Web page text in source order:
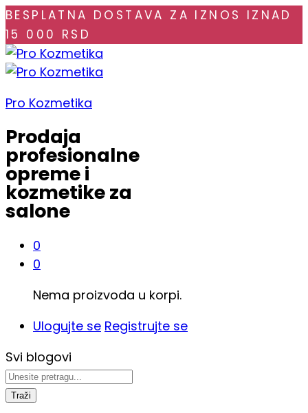
BESPLATNA DOSTAVA ZA IZNOS IZNAD
15 000 RSD
Pro Kozmetika
Prodaja
profesionalne
opreme i
kozmetike za
salone
0
0
Nema proizvoda u korpi.
Ulogujte se Registrujte se
Svi blogovi
Traži